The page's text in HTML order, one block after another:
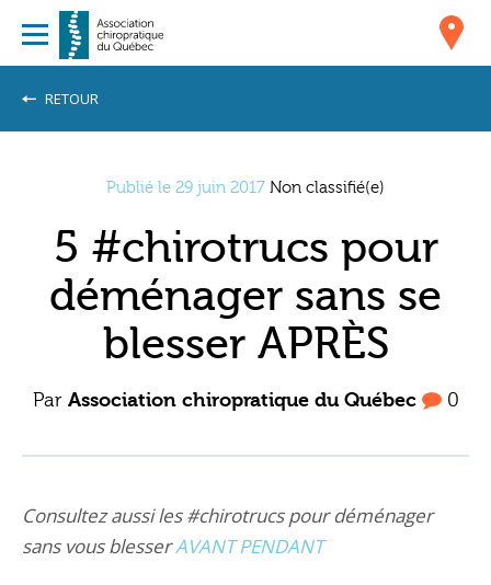
RETOUR
Publié le 29 juin 2017 Non classifié(e)
5 #chirotrucs pour
déménager sans se
blesser APRÈS
Par Association chiropratique du Québec 0
Consultez aussi les #chirotrucs pour déménager
sans vous blesserAVANT PENDANT